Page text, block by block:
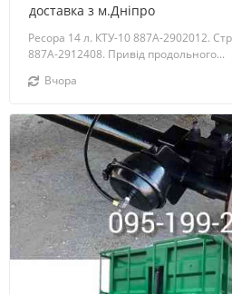
доставка з м.Дніпро
Ресора 14 л. КТУ-10 887А-2902012.
887А-2912408. Привід продольного...
Вчора